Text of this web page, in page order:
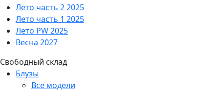
Лето часть 2 2025
Лето часть 1 2025
Лето PW 2025
Весна 2027
Свободный склад
Блузы
Все модели